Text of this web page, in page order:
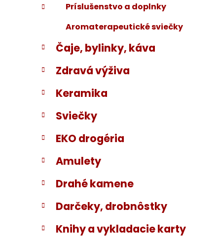
Príslušenstvo a doplnky
Aromaterapeutické sviečky
Čaje, bylinky, káva
Zdravá výživa
Keramika
Sviečky
EKO drogéria
Amulety
Drahé kamene
Darčeky, drobnôstky
Knihy a vykladacie karty